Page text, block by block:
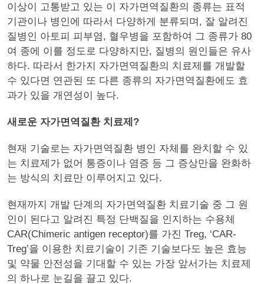
이상이 고통받고 있는 이 자가면역질환의 종류는 표적
기관이나 병인에 따라서 다양하게 분류되며, 잘 알려진
질병인 아토피 피부염, 혈우병을 포함하여 그 종류가 80
여 종에 이를 정도로 다양하지만, 질병의 원인들은 유사
하다. 따라서 한가지 자가면역질환의 치료제를 개발할
수 있다면 연관된 또 다른 종류의 자가면역질환에도 효
과가 있을 개연성이 높다.
새로운 자가면역질환 치료제?
현재 기술로는 자가면역질환 병인 자체를 완치할 수 있
는 치료제가 없어 통증이나 염증 등 그 증상만을 완화하
는 방식의 치료만 이루어지고 있다.
현재까지 개발 단계의 자가면역질환 치료기술 중 그 원
인이 된다고 알려진 특정 단백질을 인지하는 수용체
CAR(Chimeric antigen receptor)를 가진 Treg, ‘CAR-
Treg’을 이용한 치료기술이 기존 기술보다도 높은 효능
및 약물 안전성을 기대할 수 있는 가장 앞서가는 치료제
의 하나로 눈길을 끌고 있다.